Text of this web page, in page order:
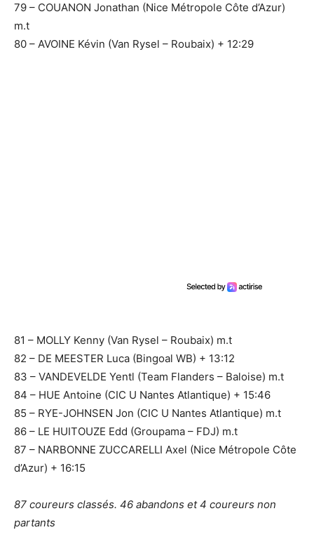
79 – COUANON Jonathan (Nice Métropole Côte d’Azur)
m.t
80 – AVOINE Kévin (Van Rysel – Roubaix) + 12:29
81 – MOLLY Kenny (Van Rysel – Roubaix) m.t
82 – DE MEESTER Luca (Bingoal WB) + 13:12
83 – VANDEVELDE Yentl (Team Flanders – Baloise) m.t
84 – HUE Antoine (CIC U Nantes Atlantique) + 15:46
85 – RYE-JOHNSEN Jon (CIC U Nantes Atlantique) m.t
86 – LE HUITOUZE Edd (Groupama – FDJ) m.t
87 – NARBONNE ZUCCARELLI Axel (Nice Métropole Côte
d’Azur) + 16:15
87 coureurs classés. 46 abandons et 4 coureurs non
partants